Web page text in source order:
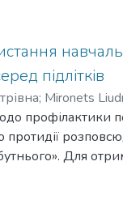
вплив
Результати
підлітків
; Mironets
Для